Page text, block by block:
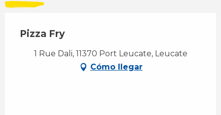
Pizza Fry
1 Rue Dali, 11370 Port Leucate, Leucate
Cómo llegar